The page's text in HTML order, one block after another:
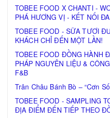
TOBEE FOOD X CHANTI -
PHÁ HƯƠNG VỊ - KẾT NỐI
TOBEE FOOD - SỮA TƯƠI
KHÁCH CHỈ ĐẾN MỘT LẦN!
TOBEE FOOD ĐỒNG HÀNH
PHÁP NGUYÊN LIỆU &
F&B
Trân Châu Bánh Bò – “Cơn
TOBEE FOOD - SAMPLING
ĐỊA ĐIỂM ĐẾN TIẾP THEO